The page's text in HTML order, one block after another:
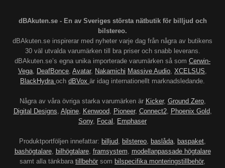
dBAkuten.se - En av Sveriges största nätbutik för billjud och
bilstereo.
dBAkuten.se inspirerar med nyheter varje dag från några av butikens
30 väl utvalda varumärken till bra priser och snabb leverans.
dBAkuten.se’s egna unika importerade varumärken så som Cerwin-
Vega, DeafBonce, Avatar, Nakamichi Massive Audio, XCELSUS,
BlackHydra och dBVox är idag internationellt marknadsledande.
Några av våra övriga starka varumärken är Kicker, Ground Zero,
Digital Designs, Alpine, Kenwood, Pioneer, Connect2, Phoenix Gold,
Sony, Focal , Emphaser
Produktportföljen innefattar: billjud, bilstereo, baslåda, baspaket,
bashögtalare, bilhögtalare, framsystem, modellanpassade högtalare
samt alla tänkbara tillbehör som bilspecifika monteringstillbehör,